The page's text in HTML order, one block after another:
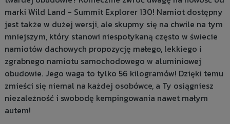
marki Wild Land - Summit Explorer 130! Namiot dostępny
jest także w dużej wersji, ale skupmy się na chwile na tym
mniejszym, który stanowi niespotykaną często w świecie
namiotów dachowych propozycję małego, lekkiego i
zgrabnego namiotu samochodowego w aluminiowej
obudowie. Jego waga to tylko 56 kilogramów! Dzięki temu
zmieści się niemal na każdej osobówce, a Ty osiągniesz
niezależność i swobodę kempingowania nawet małym
autem!